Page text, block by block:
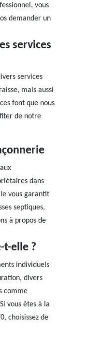
vous
demander un
services
services
mais aussi
font que nous
de notre
dans
vous garantit
septiques,
à propos de
t-elle ?
individuels
divers
comme
vous êtes à la
choisissez de